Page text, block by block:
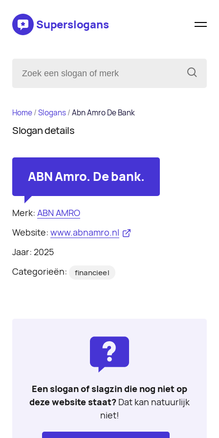
Superslogans
Home/Slogans/Abn Amro De Bank
Slogan details
ABN Amro. De bank.
Merk: ABN AMRO
Website: www.abnamro.nl
Jaar: 2025
Categorieën:
financieel
Een slogan of slagzin die nog niet op
deze website staat? Dat kan natuurlijk
niet!